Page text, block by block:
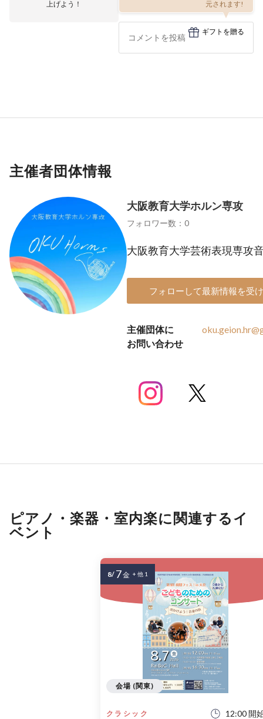
上げよう！
元されます!
ギフトを贈る
主催者団体情報
大阪教育大学ホルン専攻
フォロワー数：0
大阪教育大学芸術表現専攻
フォローして最新情報を受
主催団体に
お問い合わせ
ピアノ・楽器・室内楽に関連するイ
ベント
クラシック 12:00 開
会場 (関東)
8/ 7金 + 他 1